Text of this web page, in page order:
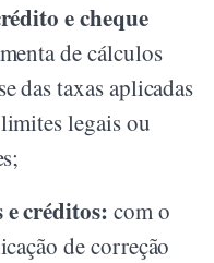
e cheque
de cálculos
das taxas aplicadas
legais ou
créditos: com o
de correção